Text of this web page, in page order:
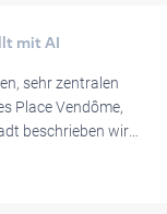
mit AI
sehr zentralen
Place Vendôme,
beschrieben wird.
für größere